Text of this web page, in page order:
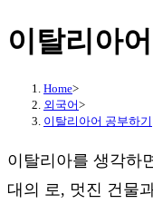
이탈리아
Home>
외국어>
이탈리아어 공부하기
이탈리아를 생각하
대의 로, 멋진 건물